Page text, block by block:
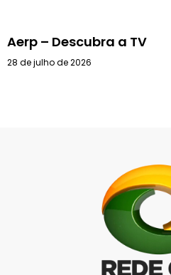
Aerp – Descubra a TV
28 de julho de 2026